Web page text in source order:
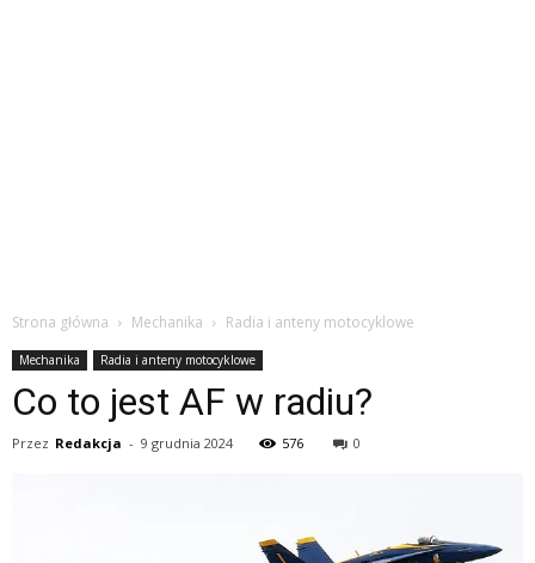
Strona główna Mechanika Radia i anteny motocyklowe
Mechanika Radia i anteny motocyklowe
Co to jest AF w radiu?
Przez Redakcja - 9 grudnia 2024 576 0